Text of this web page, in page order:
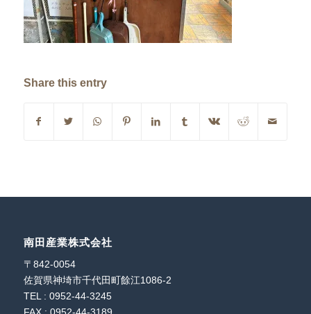
Share this entry
南田産業株式会社
〒842-0054
佐賀県神埼市千代田町餘江1086-2
TEL : 0952-44-3245
FAX : 0952-44-3189